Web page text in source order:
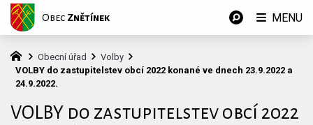
Obecní úřad
Volby
VOLBY do zastupitelstev obcí 2022 konané ve dnech 23.9.2022 a
24.9.2022.
VOLBY do zastupitelstev obcí 2022
Obec Znětínek MENU